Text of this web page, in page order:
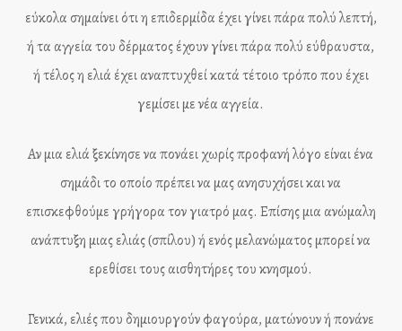
εύκολα σημαίνει ότι η επιδερμίδα έχει γίνει πάρα πολύ λεπτή,
ή τα αγγεία του δέρματος έχουν γίνει πάρα πολύ εύθραυστα,
ή τέλος η ελιά έχει αναπτυχθεί κατά τέτοιο τρόπο που έχει
γεμίσει με νέα αγγεία.
Αν μια ελιά ξεκίνησε να πονάει χωρίς προφανή λόγο είναι ένα
σημάδι το οποίο πρέπει να μας ανησυχήσει και να
επισκεφθούμε γρήγορα τον γιατρό μας. Επίσης μια ανώμαλη
ανάπτυξη μιας ελιάς (σπίλου) ή ενός μελανώματος μπορεί να
ερεθίσει τους αισθητήρες του κνησμού.
Γενικά, ελιές που δημιουργούν φαγούρα, ματώνουν ή πονάνε